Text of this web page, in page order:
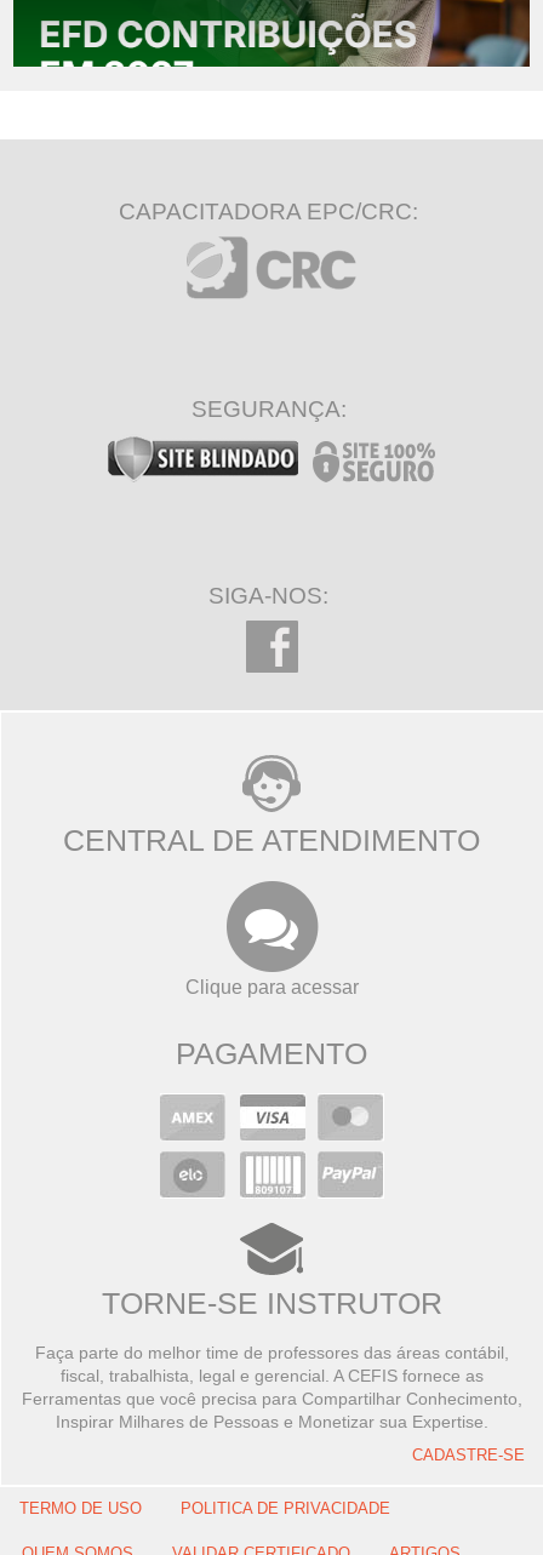
CAPACITADORA EPC/CRC:
SEGURANÇA:
SIGA-NOS:
CENTRAL DE ATENDIMENTO
Clique para acessar
PAGAMENTO
TORNE-SE INSTRUTOR
Faça parte do melhor time de professores das áreas contábil,
fiscal, trabalhista, legal e gerencial. A CEFIS fornece as
Ferramentas que você precisa para Compartilhar Conhecimento,
Inspirar Milhares de Pessoas e Monetizar sua Expertise.
CADASTRE-SE
TERMO DE USO POLITICA DE PRIVACIDADE